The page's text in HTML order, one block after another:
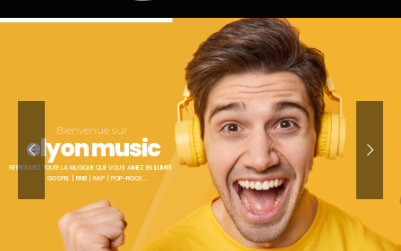
Bienvenue sur
elyon music
RETROUVEZ TOUTE LA MUSIQUE QUE VOUS AIMEZ EN ILLIMITÉ
GOSPEL | RNB | RAP | POP-ROCK...